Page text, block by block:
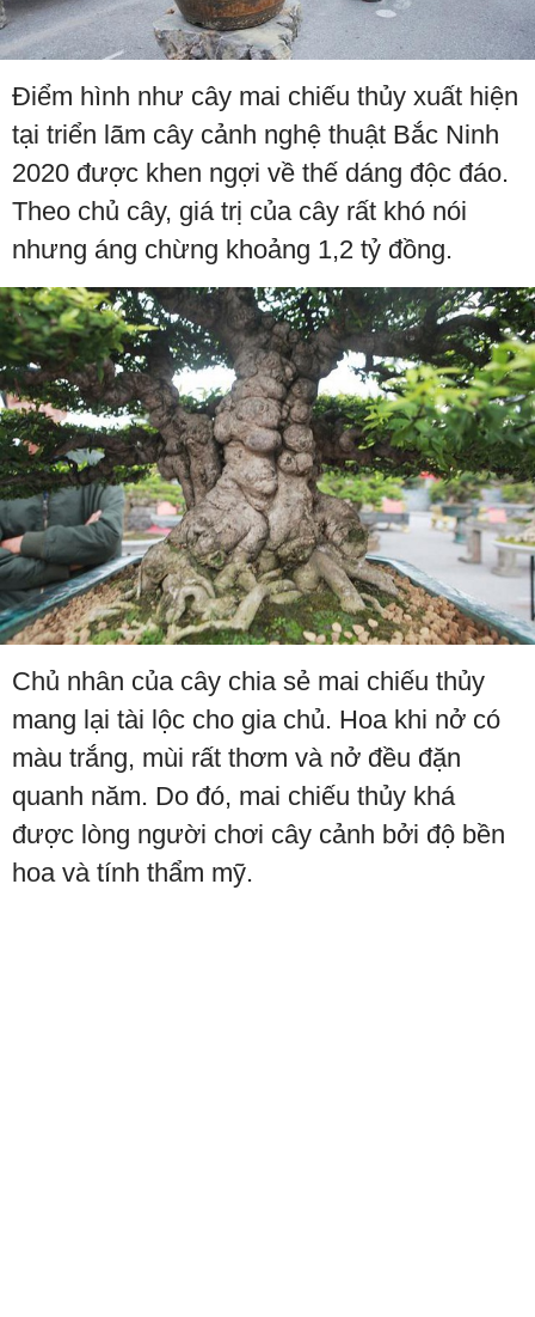
Điểm hình như cây mai chiếu thủy xuất hiện
tại triển lãm cây cảnh nghệ thuật Bắc Ninh
2020 được khen ngợi về thế dáng độc đáo.
Theo chủ cây, giá trị của cây rất khó nói
nhưng áng chừng khoảng 1,2 tỷ đồng.
Chủ nhân của cây chia sẻ mai chiếu thủy
mang lại tài lộc cho gia chủ. Hoa khi nở có
màu trắng, mùi rất thơm và nở đều đặn
quanh năm. Do đó, mai chiếu thủy khá
được lòng người chơi cây cảnh bởi độ bền
hoa và tính thẩm mỹ.